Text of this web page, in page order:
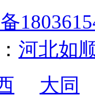
河北如
大同